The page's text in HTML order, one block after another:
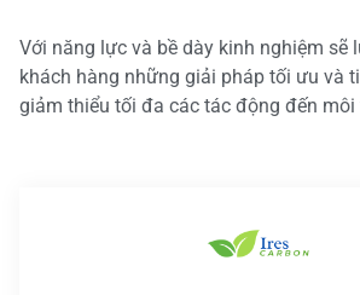
Với năng lực và bề dày kinh nghiệm sẽ
khách hàng những giải pháp tối ưu và
giảm thiểu tối đa các tác động đến